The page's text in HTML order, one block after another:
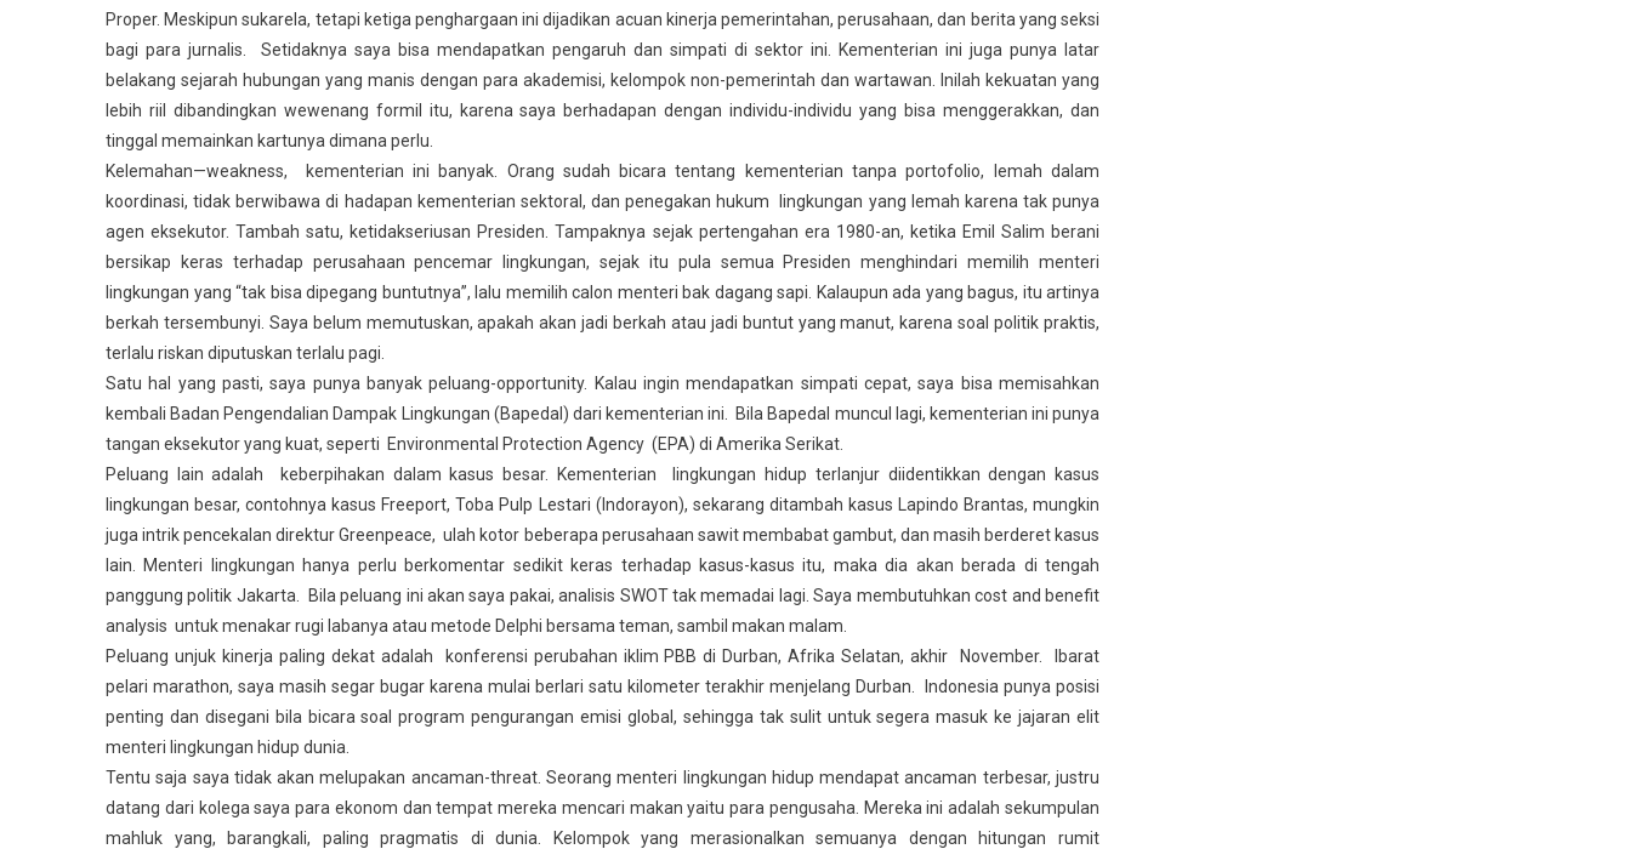
Proper. Meskipun sukarela, tetapi ketiga penghargaan ini dijadikan acuan kinerja pemerintahan, perusahaan, dan berita yang seksi
bagi para jurnalis. Setidaknya saya bisa mendapatkan pengaruh dan simpati di sektor ini. Kementerian ini juga punya latar
belakang sejarah hubungan yang manis dengan para akademisi, kelompok non-pemerintah dan wartawan. Inilah kekuatan yang
lebih riil dibandingkan wewenang formil itu, karena saya berhadapan dengan individu-individu yang bisa menggerakkan, dan
tinggal memainkan kartunya dimana perlu.
Kelemahan—weakness, kementerian ini banyak. Orang sudah bicara tentang kementerian tanpa portofolio, lemah dalam
koordinasi, tidak berwibawa di hadapan kementerian sektoral, dan penegakan hukum lingkungan yang lemah karena tak punya
agen eksekutor. Tambah satu, ketidakseriusan Presiden. Tampaknya sejak pertengahan era 1980-an, ketika Emil Salim berani
bersikap keras terhadap perusahaan pencemar lingkungan, sejak itu pula semua Presiden menghindari memilih menteri
lingkungan yang “tak bisa dipegang buntutnya”, lalu memilih calon menteri bak dagang sapi. Kalaupun ada yang bagus, itu artinya
berkah tersembunyi. Saya belum memutuskan, apakah akan jadi berkah atau jadi buntut yang manut, karena soal politik praktis,
terlalu riskan diputuskan terlalu pagi.
Satu hal yang pasti, saya punya banyak peluang-opportunity. Kalau ingin mendapatkan simpati cepat, saya bisa memisahkan
kembali Badan Pengendalian Dampak Lingkungan (Bapedal) dari kementerian ini. Bila Bapedal muncul lagi, kementerian ini punya
tangan eksekutor yang kuat, seperti Environmental Protection Agency (EPA) di Amerika Serikat.
Peluang lain adalah keberpihakan dalam kasus besar. Kementerian lingkungan hidup terlanjur diidentikkan dengan kasus
lingkungan besar, contohnya kasus Freeport, Toba Pulp Lestari (Indorayon), sekarang ditambah kasus Lapindo Brantas, mungkin
juga intrik pencekalan direktur Greenpeace, ulah kotor beberapa perusahaan sawit membabat gambut, dan masih berderet kasus
lain. Menteri lingkungan hanya perlu berkomentar sedikit keras terhadap kasus-kasus itu, maka dia akan berada di tengah
panggung politik Jakarta. Bila peluang ini akan saya pakai, analisis SWOT tak memadai lagi. Saya membutuhkan cost and benefit
analysis untuk menakar rugi labanya atau metode Delphi bersama teman, sambil makan malam.
Peluang unjuk kinerja paling dekat adalah konferensi perubahan iklim PBB di Durban, Afrika Selatan, akhir November. Ibarat
pelari marathon, saya masih segar bugar karena mulai berlari satu kilometer terakhir menjelang Durban. Indonesia punya posisi
penting dan disegani bila bicara soal program pengurangan emisi global, sehingga tak sulit untuk segera masuk ke jajaran elit
menteri lingkungan hidup dunia.
Tentu saja saya tidak akan melupakan ancaman-threat. Seorang menteri lingkungan hidup mendapat ancaman terbesar, justru
datang dari kolega saya para ekonom dan tempat mereka mencari makan yaitu para pengusaha. Mereka ini adalah sekumpulan
mahluk yang, barangkali, paling pragmatis di dunia. Kelompok yang merasionalkan semuanya dengan hitungan rumit